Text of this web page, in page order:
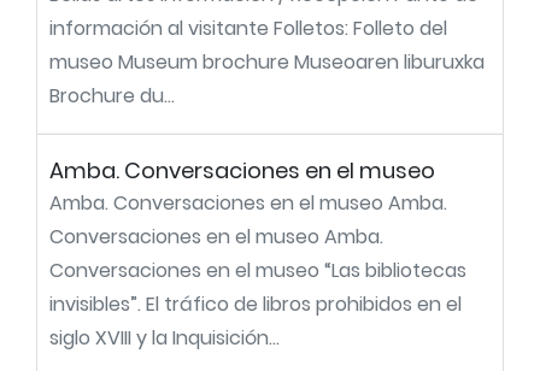
información al visitante Folletos: Folleto del
museo Museum brochure Museoaren liburuxka
Brochure du...
Amba. Conversaciones en el museo
Amba. Conversaciones en el museo Amba.
Conversaciones en el museo Amba.
Conversaciones en el museo “Las bibliotecas
invisibles”. El tráfico de libros prohibidos en el
siglo XVIII y la Inquisición...